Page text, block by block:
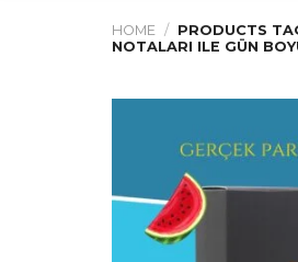
HOME /
PRODUCTS
NOTALARI ILE GÜN